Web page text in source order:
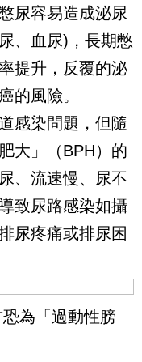
尿容易造成泌尿
、血尿)，長期憋
提升，反覆的泌
的風險。
感染問題，但隨
大」（BPH）的
、流速慢、尿不
致尿路感染如攝
尿疼痛或排尿困
為「過動性膀